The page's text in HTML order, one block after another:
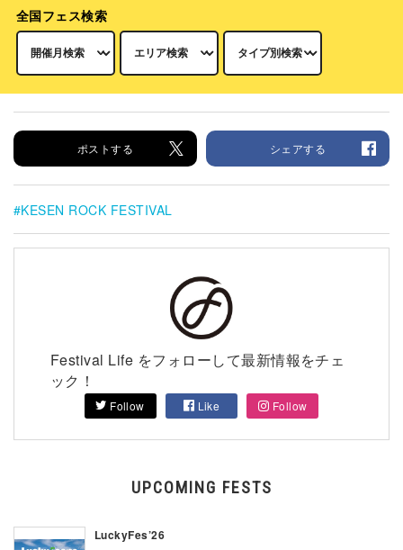
全国フェス検索
ポストする シェアする
KESEN ROCK FESTIVAL
Festival Life をフォローして最新情報をチェ
ック！
Follow Like Follow
UPCOMING FESTS
LuckyFes’26